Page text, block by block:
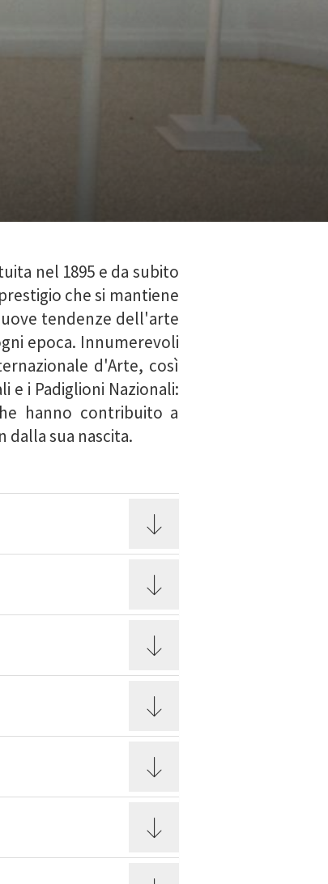
nel 1895 e da subito
che si mantiene
tendenze dell'arte
epoca. Innumerevoli
d'Arte, così
i Padiglioni Nazionali:
hanno contribuito a
dalla sua nascita.